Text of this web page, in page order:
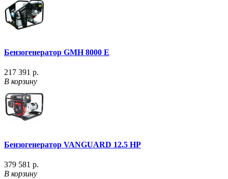
Бензогенератор GMH 8000 E
217 391 р.
В корзину
Бензогенератор VANGUARD 12.5 HP
379 581 р.
В корзину